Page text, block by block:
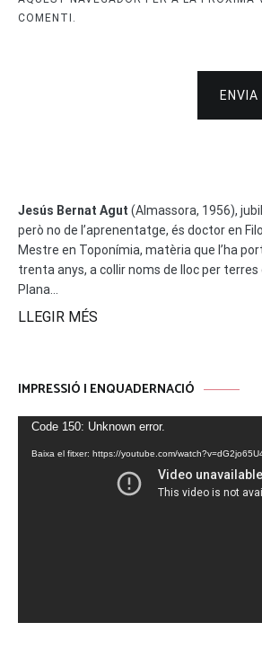
COMENTI.
ENVIA
Jesús Bernat Agut (Almassora, 1956),
però no de l’aprenentatge, és doctor en
Mestre en Toponímia, matèria que l’ha
trenta anys, a collir noms de lloc per
Plana...
LLEGIR MÉS
IMPRESSIÓ I ENQUADERNACIÓ
Reproductor
vídeo
Code 150: Unknown error.
Baixa el fitxer: https://youtube.com/